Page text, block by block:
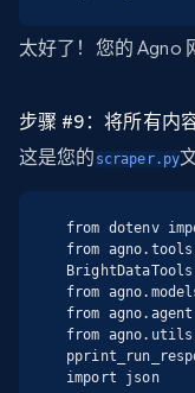
太好了！您的 Agno
步骤 #9：将所有内
这是您的 scraper.py
from dotenv
from
BrightDataTools
from
from
from
import json